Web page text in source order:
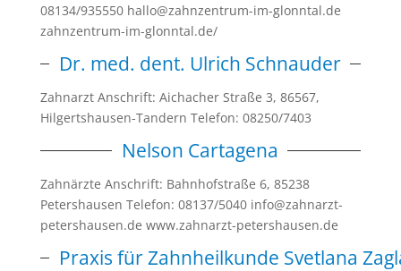
08134/935550 hallo@zahnzentrum-im-glonntal.de
zahnzentrum-im-glonntal.de/
Dr. med. dent. Ulrich Schnauder
Zahnarzt Anschrift: Aichacher Straße 3, 86567,
Hilgertshausen-Tandern Telefon: 08250/7403
Nelson Cartagena
Zahnärzte Anschrift: Bahnhofstraße 6, 85238
Petershausen Telefon: 08137/5040 info@zahnarzt-
petershausen.de www.zahnarzt-petershausen.de
Praxis für Zahnheilkunde Svetlana